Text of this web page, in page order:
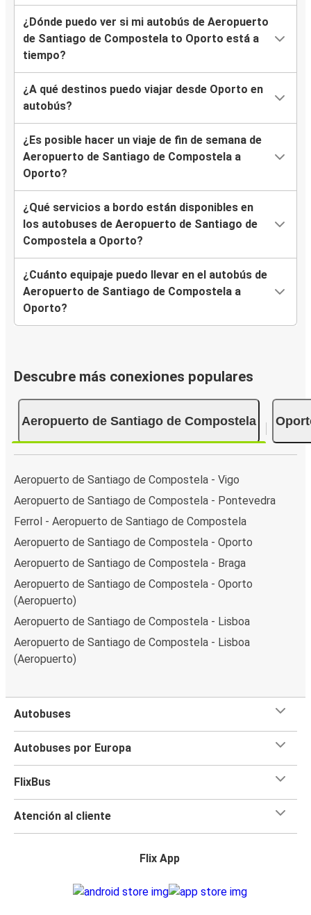
¿Dónde puedo ver si mi autobús de Aeropuerto
de Santiago de Compostela to Oporto está a
tiempo?
¿A qué destinos puedo viajar desde Oporto en
autobús?
¿Es posible hacer un viaje de fin de semana de
Aeropuerto de Santiago de Compostela a
Oporto?
¿Qué servicios a bordo están disponibles en
los autobuses de Aeropuerto de Santiago de
Compostela a Oporto?
¿Cuánto equipaje puedo llevar en el autobús de
Aeropuerto de Santiago de Compostela a
Oporto?
Descubre más conexiones populares
Aeropuerto de Santiago de Compostela
Aeropuerto de Santiago de Compostela - Vigo
Aeropuerto de Santiago de Compostela - Pontevedra
Ferrol - Aeropuerto de Santiago de Compostela
Aeropuerto de Santiago de Compostela - Oporto
Aeropuerto de Santiago de Compostela - Braga
Aeropuerto de Santiago de Compostela - Oporto
(Aeropuerto)
Aeropuerto de Santiago de Compostela - Lisboa
Aeropuerto de Santiago de Compostela - Lisboa
(Aeropuerto)
Autobuses
Autobuses por Europa
FlixBus
Atención al cliente
Flix App